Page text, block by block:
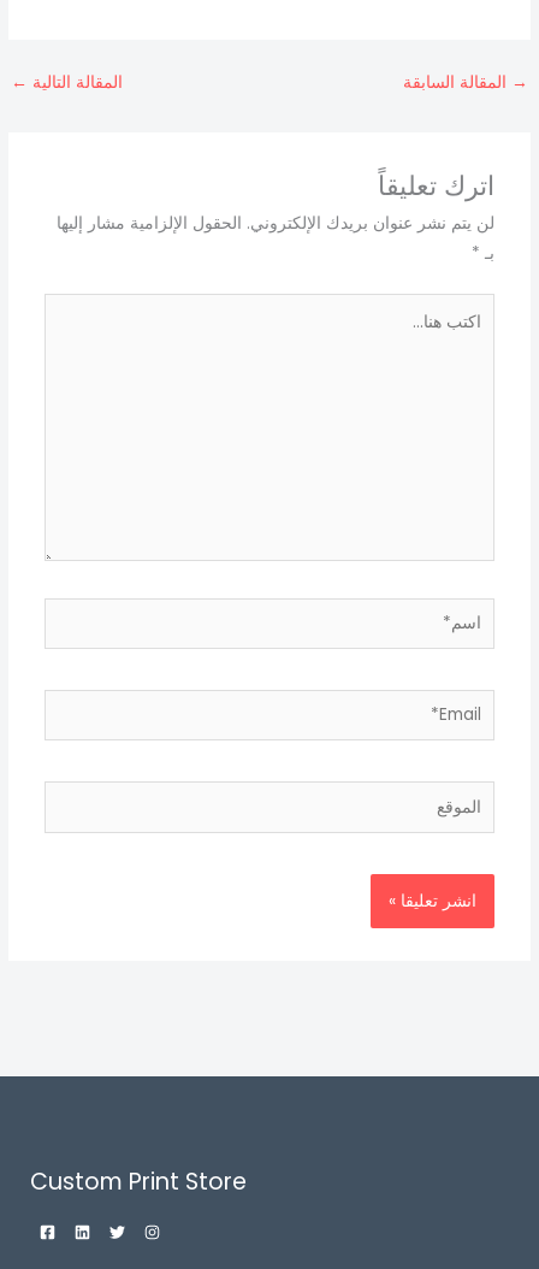
→ المقالة السابقة المقالة التالية ←
اترك تعليقاً
لن يتم نشر عنوان بريدك الإلكتروني. الحقول الإلزامية مشار إليها
بـ *
اسم*
Email*
الموقع
Custom Print Store